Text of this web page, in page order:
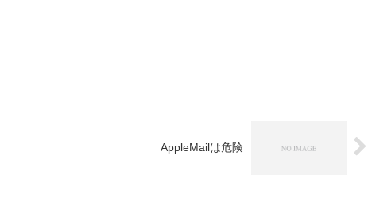
AppleMailは危険